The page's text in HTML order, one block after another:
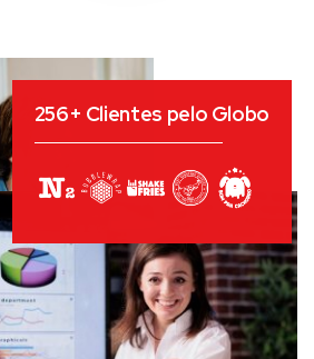
256+ Clientes pelo Globo